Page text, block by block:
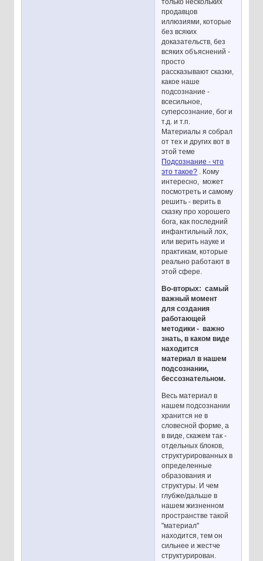
только нескольких
продавцов
иллюзиями, которые
без всяких
доказательств, без
всяких объяснений -
просто
рассказывают сказки,
какое наше
подсознание -
всесильное,
суперсознание, бог и
т.д. и т.п.
Материалы я собрал
от тех и других вот в
этой теме
Подсознание - что
это такое? . Кому
интересно, может
посмотреть и самому
решить - верить в
сказку про хорошего
бога, как последний
инфантильный лох,
или верить науке и
практикам, которые
реально работают в
этой сфере.
Во-вторых: самый
важный момент
для создания
работающей
методики - важно
знать, в каком виде
находится
материал в нашем
подсознании,
бессознательном.
Весь материал в
нашем подсознании
хранится не в
словесной форме, а
в виде, скажем так -
отдельных блоков,
структурированных в
определенные
образования и
структуры. И чем
глубже/дальше в
нашем жизненном
пространстве такой
"материал"
находится, тем он
сильнее и жестче
структурирован.